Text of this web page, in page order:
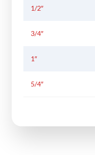
1/2″
3/4″
1″
5/4″